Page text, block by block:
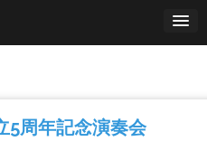
5周年記念演奏会